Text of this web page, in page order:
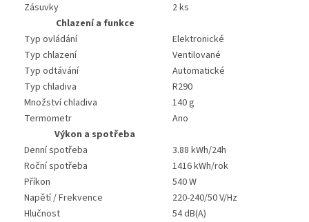
Zásuvky
2 ks
Chlazení a funkce
Typ ovládání
Elektronické
Typ chlazení
Ventilované
Typ odtávání
Automatické
Typ chladiva
R290
Množství chladiva
140 g
Termometr
Ano
Výkon a spotřeba
Denní spotřeba
3.88 kWh/24h
Roční spotřeba
1416 kWh/rok
Příkon
540 W
Napětí / Frekvence
220-240/50 V/Hz
Hlučnost
54 dB(A)